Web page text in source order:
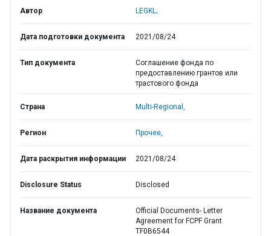
Автор LEGKL;
Дата подготовки документа 2021/08/24
Тип документа
Соглашение фонда по
предоставлению грантов или
трастового фонда
Страна Multi-Regional,
Регион Прочее,
Дата раскрытия информации 2021/08/24
Disclosure Status Disclosed
Название документа
Official Documents- Letter
Agreement for FCPF Grant
TF0B6544